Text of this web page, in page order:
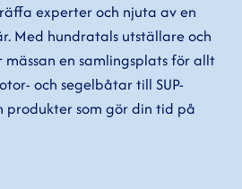
experter och njuta av en
Med hundratals utställare och
en samlingsplats för allt
och segelbåtar till SUP-
produkter som gör din tid på